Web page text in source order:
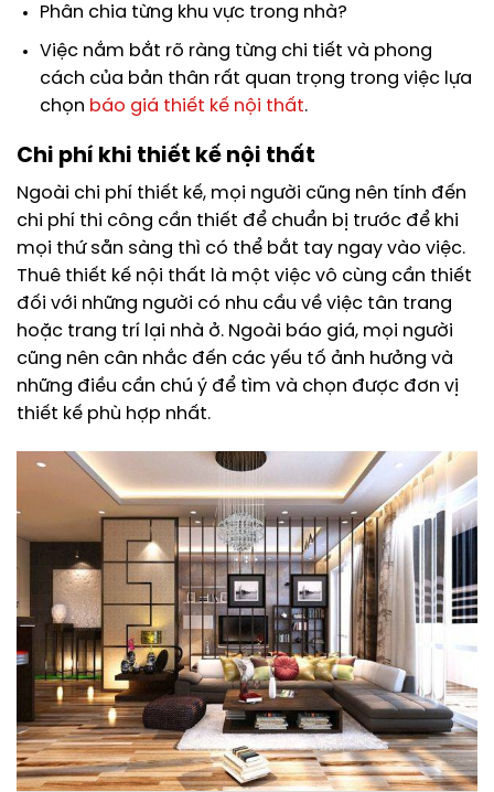
Phân chia từng khu vực trong nhà?
Việc nắm bắt rõ ràng từng chi tiết và phong
cách của bản thân rất quan trọng trong việc lựa
chọn báo giá thiết kế nội thất.
Chi phí khi thiết kế nội thất
Ngoài chi phí thiết kế, mọi người cũng nên tính đến
chi phí thi công cần thiết để chuẩn bị trước để khi
mọi thứ sẵn sàng thì có thể bắt tay ngay vào việc.
Thuê thiết kế nội thất là một việc vô cùng cần thiết
đối với những người có nhu cầu về việc tân trang
hoặc trang trí lại nhà ở. Ngoài báo giá, mọi người
cũng nên cân nhắc đến các yếu tố ảnh hưởng và
những điều cần chú ý để tìm và chọn được đơn vị
thiết kế phù hợp nhất.